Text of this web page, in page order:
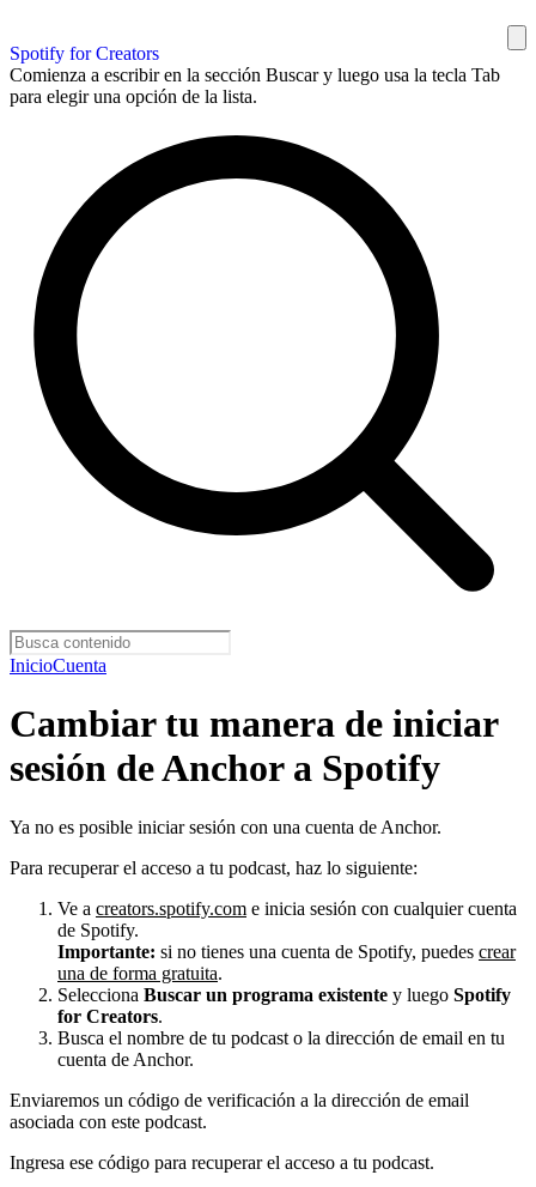
Spotify for Creators
Comienza a escribir en la sección Buscar y luego usa la tecla Tab
para elegir una opción de la lista.
InicioCuenta
Cambiar tu manera de iniciar
sesión de Anchor a Spotify
Ya no es posible iniciar sesión con una cuenta de Anchor.
Para recuperar el acceso a tu podcast, haz lo siguiente:
Ve a creators.spotify.com e inicia sesión con cualquier cuenta
de Spotify.
Importante: si no tienes una cuenta de Spotify, puedes crear
una de forma gratuita.
Selecciona Buscar un programa existente y luego Spotify
for Creators.
Busca el nombre de tu podcast o la dirección de email en tu
cuenta de Anchor.
Enviaremos un código de verificación a la dirección de email
asociada con este podcast.
Ingresa ese código para recuperar el acceso a tu podcast.